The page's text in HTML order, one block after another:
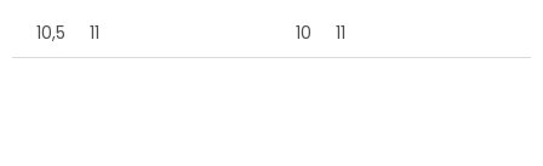
10,5
11
10
11